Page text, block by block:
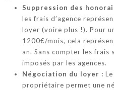
Suppression des
les frais d’agence
loyer (voire plus !). Pour
1200€/mois, cela
an. Sans compter les frais
imposés par les agences.
Négociation du loyer :
propriétaire permet une